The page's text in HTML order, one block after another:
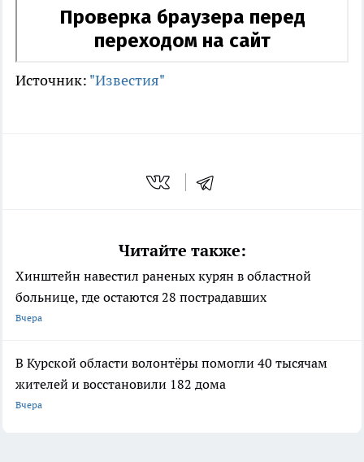
Источник: "Известия"
Читайте также:
Хинштейн навестил раненых курян в областной
больнице, где остаются 28 пострадавших
Вчера
В Курской области волонтёры помогли 40 тысячам
жителей и восстановили 182 дома
Вчера